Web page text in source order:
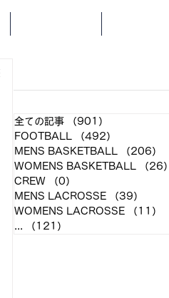
全ての記事 （901）
FOOTBALL
（492）
MENS BASKETBALL
（206）
WOMENS BASKETBALL
（26）
CREW
（0）
MENS LACROSSE
（39）
WOMENS LACROSSE
（11）
...
（121）